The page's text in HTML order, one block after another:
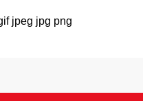
jpeg jpg png